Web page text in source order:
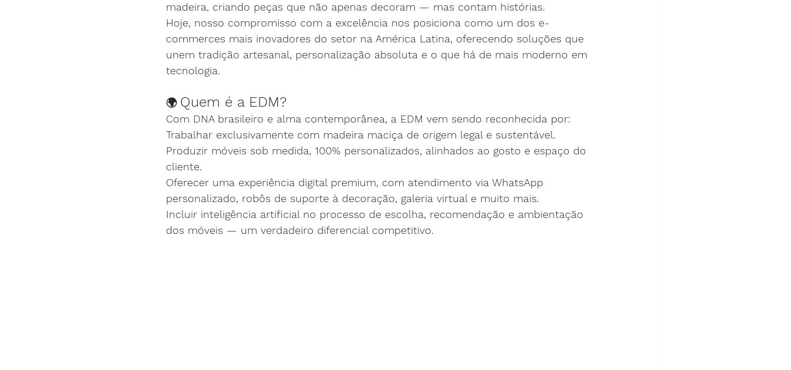
madeira, criando peças que não apenas decoram — mas contam histórias.
Hoje, nosso compromisso com a excelência nos posiciona como um dos e-
commerces mais inovadores do setor na América Latina, oferecendo soluções que
unem tradição artesanal, personalização absoluta e o que há de mais moderno em
tecnologia.
🌍 Quem é a EDM?
Com DNA brasileiro e alma contemporânea, a EDM vem sendo reconhecida por:
Trabalhar exclusivamente com madeira maciça de origem legal e sustentável.
Produzir móveis sob medida, 100% personalizados, alinhados ao gosto e espaço do
cliente.
Oferecer uma experiência digital premium, com atendimento via WhatsApp
personalizado, robôs de suporte à decoração, galeria virtual e muito mais.
Incluir inteligência artificial no processo de escolha, recomendação e ambientação
dos móveis — um verdadeiro diferencial competitivo.